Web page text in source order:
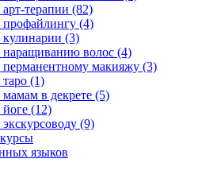
терапии (82)
(4)
(3)
волос (4)
макияжу (3)
(1)
в декрете (5)
(12)
(9)
языков